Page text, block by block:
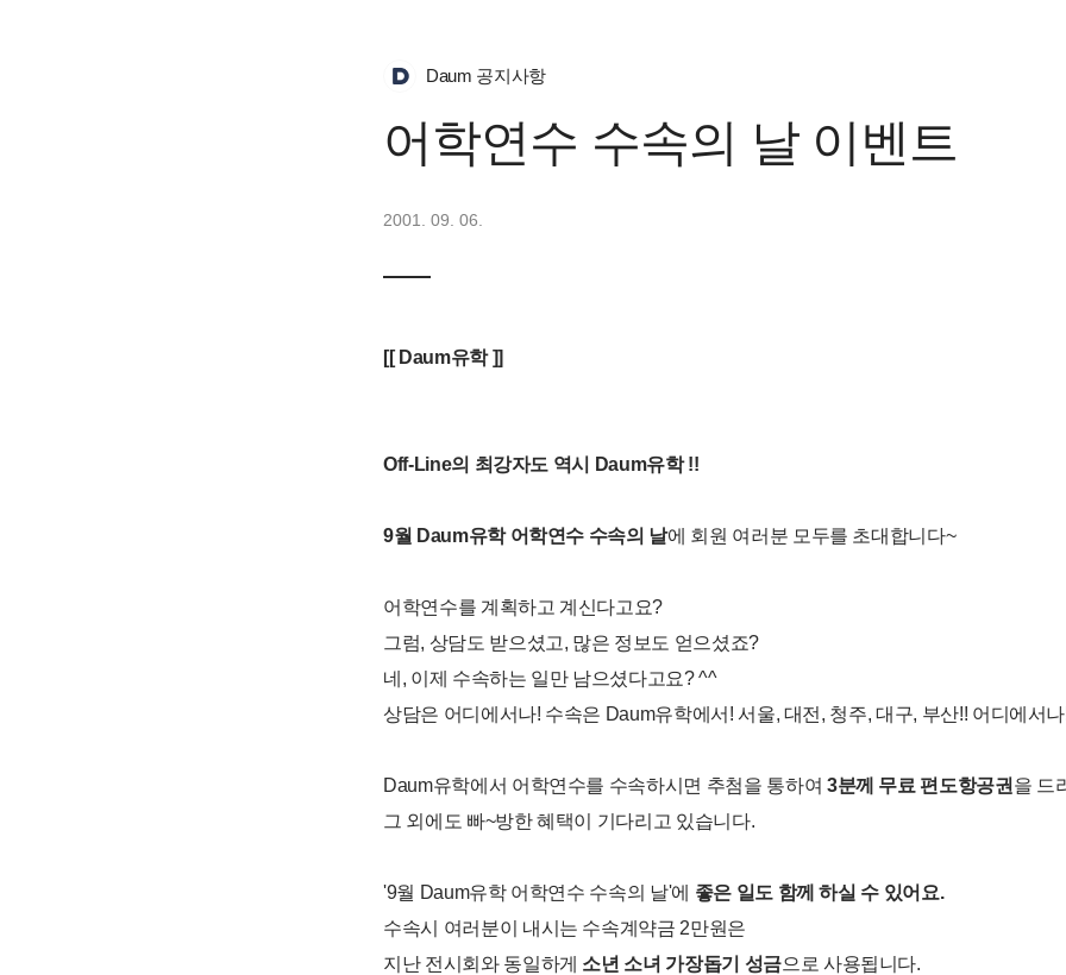
Daum 공지사항
어학연수 수속의 날 이벤트
2001. 09. 06.
[[ Daum유학 ]]
Off-Line의 최강자도 역시 Daum유학 !!
9월 Daum유학 어학연수 수속의 날에 회원 여러분 모두를 초대합니다~
어학연수를 계획하고 계신다고요?
그럼, 상담도 받으셨고, 많은 정보도 얻으셨죠?
네, 이제 수속하는 일만 남으셨다고요? ^^
상담은 어디에서나! 수속은 Daum유학에서! 서울, 대전, 청주, 대구, 부산!! 어디에서
Daum유학에서 어학연수를 수속하시면 추첨을 통하여 3분께 무료 편도항공권 을 드
그 외에도 빠~방한 혜택이 기다리고 있습니다.
'9월 Daum유학 어학연수 수속의 날'에 좋은 일도 함께 하실 수 있어요.
수속시 여러분이 내시는 수속계약금 2만원은
지난 전시회와 동일하게 소년 소녀 가장돕기 성금으로 사용됩니다.